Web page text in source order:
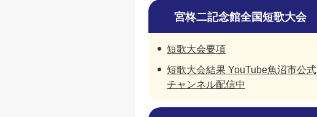
宮柊二記念館全国短歌大会
短歌大会要項
短歌大会結果 YouTube魚沼市公式
チャンネル配信中